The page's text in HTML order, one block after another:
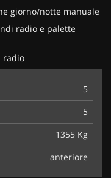
giorno/notte manuale
radio e palette
radio
5
5
1355 Kg
anteriore